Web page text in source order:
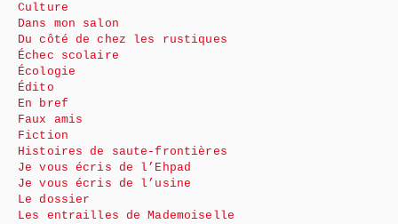
Culture
Dans mon salon
Du côté de chez les rustiques
Échec scolaire
Écologie
Édito
En bref
Faux amis
Fiction
Histoires de saute-frontières
Je vous écris de l’Ehpad
Je vous écris de l’usine
Le dossier
Les entrailles de Mademoiselle